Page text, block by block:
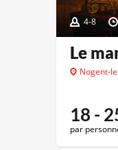
4-8
Le
Nogent-
18 -
par